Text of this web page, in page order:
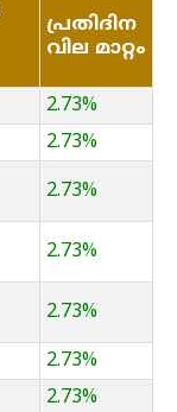
പ്രതിദിന
വില മാറ്റം
2.73%
2.73%
2.73%
2.73%
2.73%
2.73%
2.73%